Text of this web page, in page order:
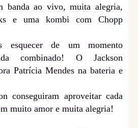
banda ao vivo, muita alegria,
e uma kombi com Chopp
esquecer de um momento
combinado! O Jackson
Patrícia Mendes na bateria e
conseguiram aproveitar cada
muito amor e muita alegria!